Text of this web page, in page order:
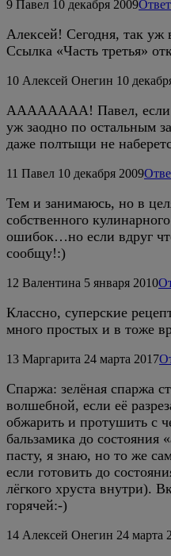
9 Павел 10 декабря 2009
Алексей! Сегодня, так
Ссылка «Часть третья»
10 Алексей Онегин 10
АААААААА! Павел, если
уж заодно по остальным
даже полтыщи не
11 Павел 10 декабря 2009
Тем и занимаюсь, но в
собственного
ошибок…но если вдруг
сообщу!:)
12 Валентина 5 января 2010
Классно, суперские
много простых и в тоже
13 Маргарита 24 марта 2017
Спаржа: зелёная спаржа
волшебной, если её
обжарить и протушить с
бальзамика до состояния
пасту, я знаю, но то же
если готовить до
лёгкого хруста внутри).
горячей:-)
14 Алексей Онегин 24 марта